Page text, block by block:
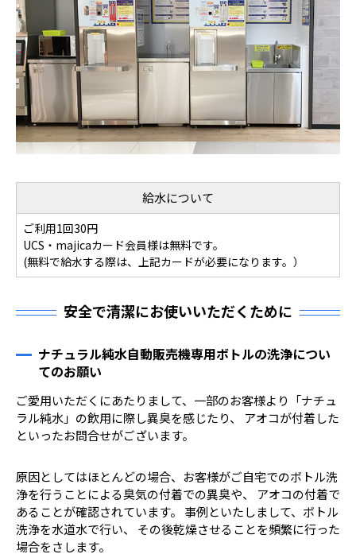
給水について
ご利用1回30円
UCS・majicaカード会員様は無料です。
(無料で給水する際は、上記カードが必要になります。）
安全で清潔にお使いいただくために
ナチュラル純水自動販売機専用ボトルの洗浄につい
てのお願い
ご愛用いただくにあたりまして、一部のお客様より「ナチュ
ラル純水」の飲用に際し異臭を感じたり、 アオコが付着した
といったお問合せがございます。
原因としてはほとんどの場合、お客様がご自宅でのボトル洗
浄を行うことによる臭気の付着での異臭や、 アオコの付着で
あることが確認されています。 事例といたしまして、ボトル
洗浄を水道水で行い、 その後乾燥させることを頻繁に行った
場合をさします。